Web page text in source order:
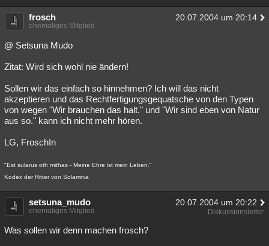
frosch 20.07.2004 um 20:14
ehemaliges Mitglied
@ Setsuna Mudo
Zitat: Wird sich wohl nie ändern!
Sollen wir das einfach so hinnehmen? Ich will das nicht
akzeptieren und das Rechtfertigungsgequatsche von den Typen
von wegen "Wir brauchen das halt." und "Wir sind eben von Natur
aus so." kann ich nicht mehr hören.
LG, FroschIn
"Est sularus oth mithas - Meine Ehre ist mein Leben."
Kodex der Ritter von Solamnia
setsuna_mudo 20.07.2004 um 20:22
ehemaliges Mitglied Diskussionsleiter
Was sollen wir denn machen frosch?